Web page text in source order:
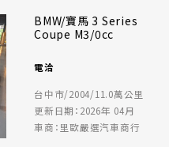
BMW/寶馬 3 Series
Coupe M3/0cc
電洽
台中市/2004/11.0萬公里
更新日期：2026年 04月
車商：里歐嚴選汽車商行